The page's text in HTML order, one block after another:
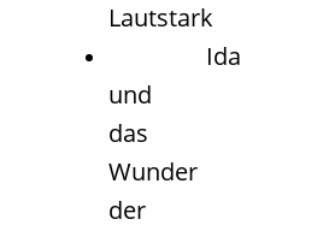
Lautstark
Ida
und
das
Wunder
der